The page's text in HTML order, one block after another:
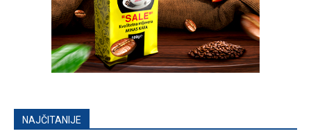
NAJČITANIJE